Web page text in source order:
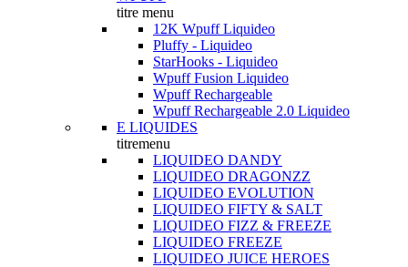
titre menu
12K Wpuff Liquideo
Pluffy - Liquideo
StarHooks - Liquideo
Wpuff Fusion Liquideo
Wpuff Rechargeable
Wpuff Rechargeable 2.0 Liquideo
E LIQUIDES
titremenu
LIQUIDEO DANDY
LIQUIDEO DRAGONZZ
LIQUIDEO EVOLUTION
LIQUIDEO FIFTY & SALT
LIQUIDEO FIZZ & FREEZE
LIQUIDEO FREEZE
LIQUIDEO JUICE HEROES